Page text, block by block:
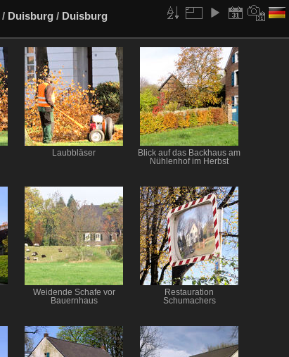
/ Duisburg / Duisburg
Laubbläser
Blick auf das Backhaus am
Nühlenhof im Herbst
Weidende Schafe vor
Bauernhaus
Restauration
Schumachers